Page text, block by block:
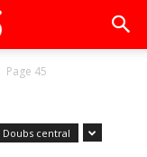
Page 45
Doubs central